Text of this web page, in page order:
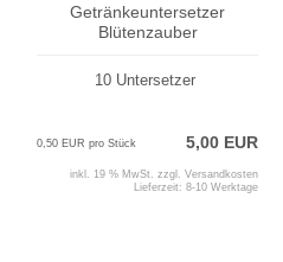
Getränkeuntersetzer
Blütenzauber
10 Untersetzer
5,00 EUR
0,50 EUR pro Stück
inkl. 19 % MwSt. zzgl. Versandkosten
Lieferzeit: 8-10 Werktage